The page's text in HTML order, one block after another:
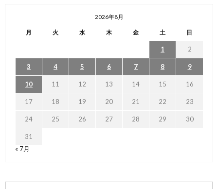
2026年8月
月 火 水 木 金 土 日
1 2
3 4 5 6 7 8 9
10 11 12 13 14 15 16
17 18 19 20 21 22 23
24 25 26 27 28 29 30
31
« 7月